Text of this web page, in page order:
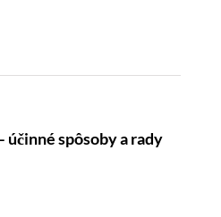
spôsoby a rady